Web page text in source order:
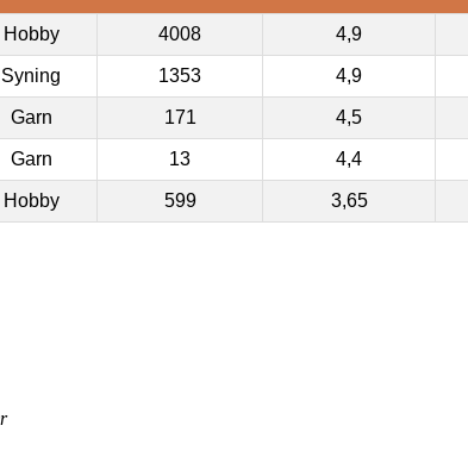
Hobby 4008 4,9
Syning 1353 4,9
Garn 171 4,5
Garn 13 4,4
Hobby 599 3,65